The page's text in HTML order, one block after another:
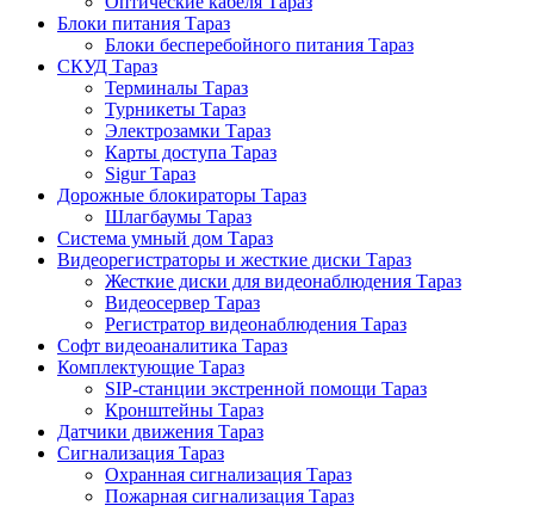
Блоки питания Тараз
Блоки бесперебойного питания Тараз
СКУД Тараз
Терминалы Тараз
Турникеты Тараз
Электрозамки Тараз
Карты доступа Тараз
Sigur Тараз
Дорожные блокираторы Тараз
Шлагбаумы Тараз
Система умный дом Тараз
Видеорегистраторы и жесткие диски Тараз
Жесткие диски для видеонаблюдения Тараз
Видеосервер Тараз
Регистратор видеонаблюдения Тараз
Софт видеоаналитика Тараз
Комплектующие Тараз
SIP-станции экстренной помощи Тараз
Кронштейны Тараз
Датчики движения Тараз
Сигнализация Тараз
Охранная сигнализация Тараз
Пожарная сигнализация Тараз